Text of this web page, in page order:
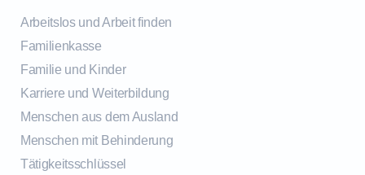
Arbeitslos und Arbeit finden
Familienkasse
Familie und Kinder
Karriere und Weiterbildung
Menschen aus dem Ausland
Menschen mit Behinderung
Tätigkeitsschlüssel